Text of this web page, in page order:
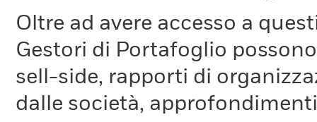
Oltre ad avere accesso a
Gestori di Portafoglio
sell-side, rapporti di
dalle società,